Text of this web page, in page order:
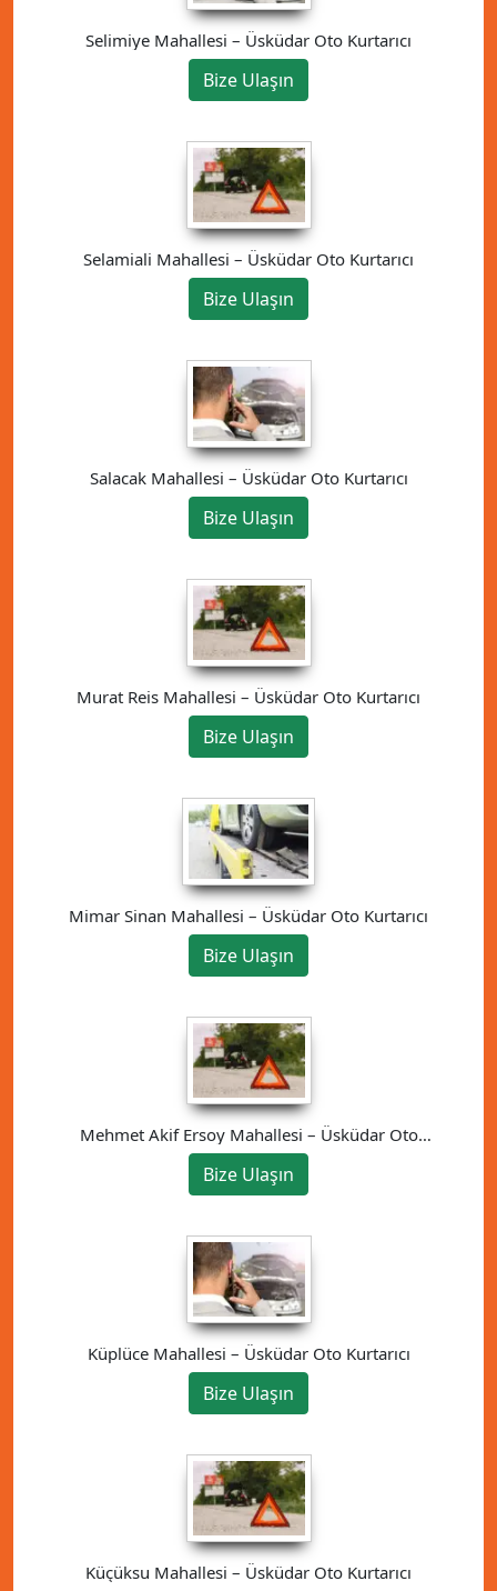
Selimiye Mahallesi – Üsküdar Oto Kurtarıcı
Bize Ulaşın
Selamiali Mahallesi – Üsküdar Oto Kurtarıcı
Bize Ulaşın
Salacak Mahallesi – Üsküdar Oto Kurtarıcı
Bize Ulaşın
Murat Reis Mahallesi – Üsküdar Oto Kurtarıcı
Bize Ulaşın
Mimar Sinan Mahallesi – Üsküdar Oto Kurtarıcı
Bize Ulaşın
Mehmet Akif Ersoy Mahallesi – Üsküdar Oto
Kurtarıcı
Bize Ulaşın
Küplüce Mahallesi – Üsküdar Oto Kurtarıcı
Bize Ulaşın
Küçüksu Mahallesi – Üsküdar Oto Kurtarıcı